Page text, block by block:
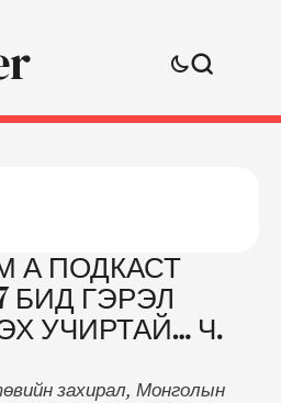
А ПОДКАСТ
БИД ГЭРЭЛ
УЧИРТАЙ… Ч.
захирал, Монголын